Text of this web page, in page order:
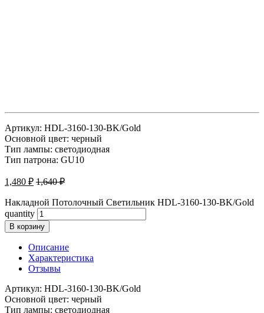
Артикул: HDL-3160-130-BK/Gold
Основной цвет: черный
Тип лампы: светодиодная
Тип патрона: GU10
1,480 ₽ 1,640₽
Накладной Потолочный Светильник HDL-3160-130-BK/Gold
quantity
В корзину
Описание
Характеристика
Отзывы
Артикул: HDL-3160-130-BK/Gold
Основной цвет: черный
Тип лампы: светодиодная